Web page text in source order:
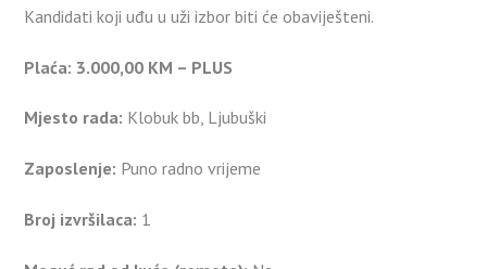
Kandidati koji uđu u uži izbor biti će obaviješteni.
Plaća: 3.000,00 KM – PLUS
Mjesto rada: Klobuk bb, Ljubuški
Zaposlenje: Puno radno vrijeme
Broj izvršilaca: 1